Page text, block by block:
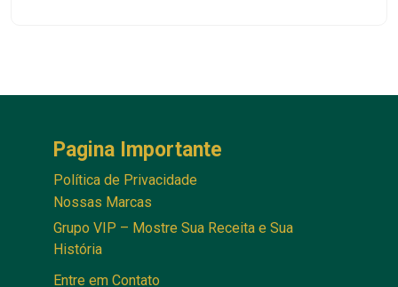
Pagina Importante
Política de Privacidade
Nossas Marcas
Grupo VIP – Mostre Sua Receita e Sua
História
Entre em Contato